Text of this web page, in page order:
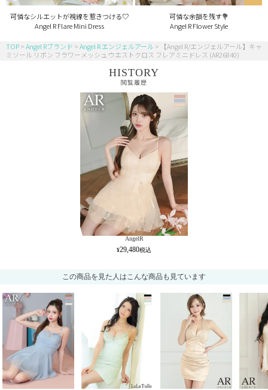
可憐なシルエットが視線を惹きつける♡
Angel R Flare Mini Dress
可憐な余韻を残す💐
Angel R Flower Style
TOP Angel Rブランド Angel R エンジェルアール
【Angel R/エンジェルアール】キャ
ミソール リボン フラワーメッシュ ウエストクロス フレアミニドレス (AR26840)
HISTORY
閲覧履歴
AngelR
29,480
この商品を見た人はこんな商品も見ています